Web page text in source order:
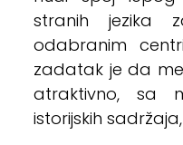
stranih jezika
odabranim
zadatak je da
atraktivno, sa
istorijskih